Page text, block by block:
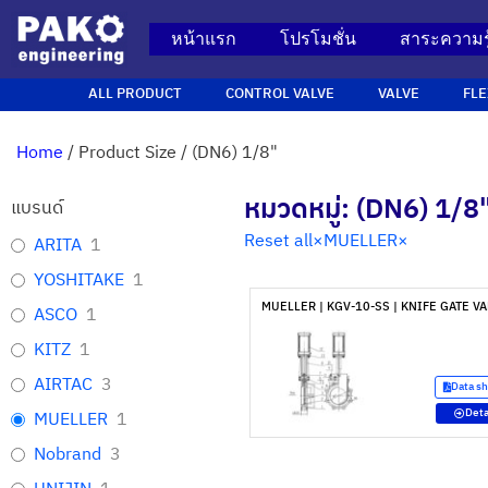
หน้าแรก โปรโมชั่น สาระความ
ALL PRODUCT CONTROL VALVE VALVE
Home/ Product Size / (DN6) 1/8"
แบรนด์
ARITA 1
YOSHITAKE 1
ASCO 1
KITZ 1
AIRTAC 3
MUELLER 1
Nobrand 3
หมวดหมู่: (DN6) 1/
Reset all×MUELLER×
MUELLER | KGV-10-SS | KNIFE GATE
Data